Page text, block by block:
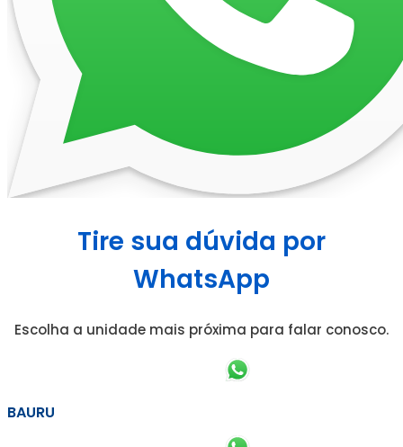
Tire sua dúvida por
WhatsApp
Escolha a unidade mais próxima para falar conosco.
BAURU